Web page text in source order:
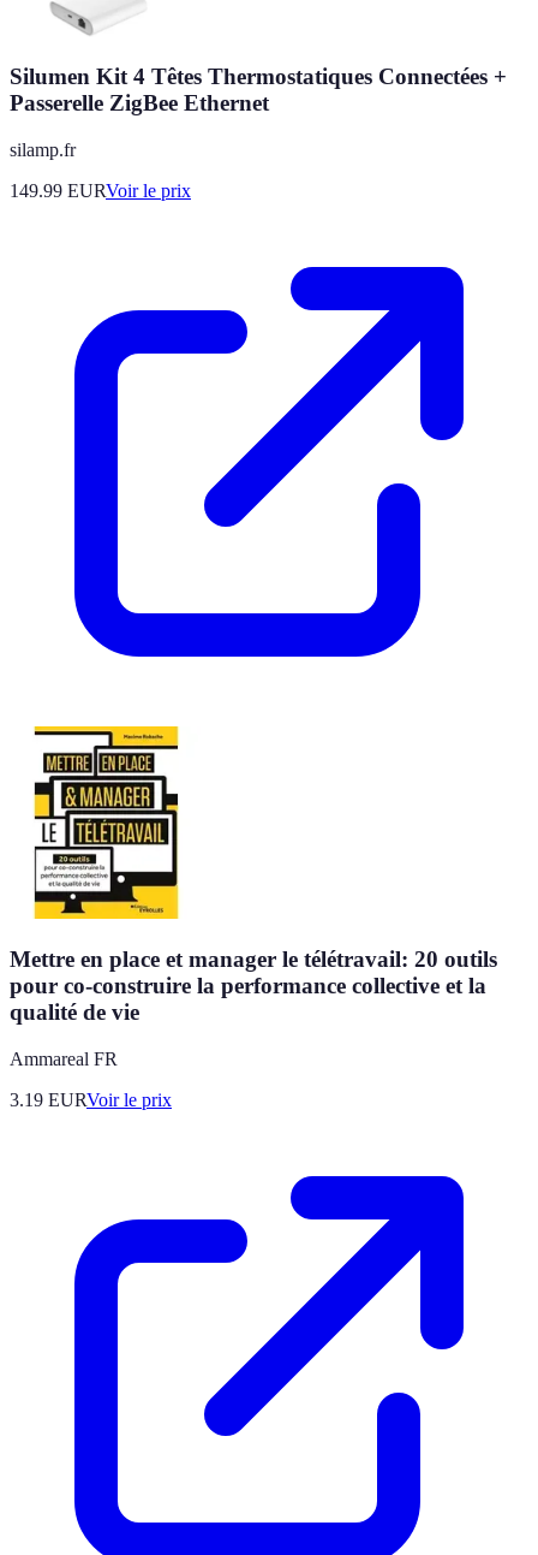
Silumen Kit 4 Têtes Thermostatiques Connectées +
Passerelle ZigBee Ethernet
silamp.fr
149.99 EURVoir le prix
Mettre en place et manager le télétravail: 20 outils
pour co-construire la performance collective et la
qualité de vie
Ammareal FR
3.19 EURVoir le prix